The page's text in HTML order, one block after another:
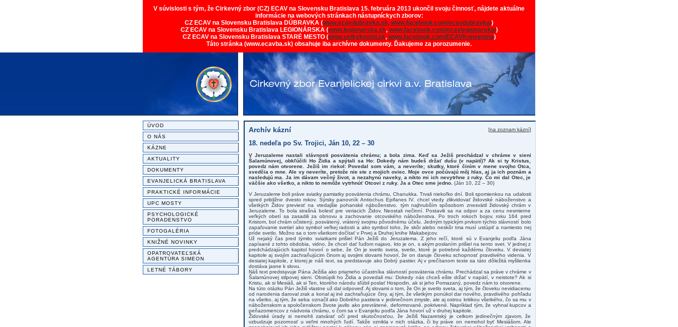
V súvislosti s tým, že Cirkevný zbor (CZ) ECAV na Slovensku Bratislava 15. februára 2013 ukončil svoju činnosť, nájdete aktuálne
informácie na webových stránkach nástupníckych zborov:
CZ ECAV na Slovensku Bratislava DÚBRAVKA (www.ecavdubravka.sk, www.facebook.com/ecavdubravka/)
CZ ECAV na Slovensku Bratislava LEGIONÁRSKA (www.legionarska.sk, www.facebook.com/ecavlegionarska/)
CZ ECAV na Slovensku Bratislava STARÉ MESTO (www.velkykostol.sk, www.facebook.com/ECAVKonventna)
Táto stránka (www.ecavba.sk) obsahuje iba archívne dokumenty. Ďakujeme za porozumenie.
ÚVOD
O NÁS
KÁZNE
AKTUALITY
DOKUMENTY
EVANJELICKÁ BRATISLAVA
PRAKTICKÉ INFORMÁCIE
UPC MOSTY
PSYCHOLOGICKÉ
PORADENSTVO
FOTOGALÉRIA
KNIŽNÉ NOVINKY
OPATROVATEĽSKÁ
AGENTÚRA SIMEON
LETNÉ TÁBORY
Archív kázní [na zoznam kázní]
18. nedeľa po Sv. Trojici, Ján 10, 22 – 30
V Jeruzaleme nastali slávnosti posvätenia chrámu; a bola zima. Keď sa Ježiš prechádzal v chráme v sieni
Šalamúnovej, obkľúčili Ho Židia a spýtali sa Ho: Dokedy nám budeš držať dušu (v napätí)? Ak si ty Kristus,
povedz nám otvorene. Ježiš im riekol: Povedal som vám, a neveríte; skutky, ktoré činím v mene svojho Otca,
svedčia o mne. Ale vy neveríte, pretože nie ste z mojich oviec. Moje ovce počúvajú môj hlas, aj ja ich poznám a
nasledujú ma. Ja im dávam večný život, a nezahynú naveky, a nikto mi ich nevytrhne z ruky. Čo mi dal Otec, je
väčšie ako všetko, a nikto to nemôže vytrhnúť Otcovi z ruky. Ja a Otec sme jedno. (Ján 10, 22 – 30)
V Jeruzaleme boli práve sviatky pamiatky posvätenia chrámu, Chanukka. Trvali niekoľko dní. Boli spomienkou na udalosti
spred približne dvesto rokov. Sýrsky panovník Antiochus Epifanes IV. chcel vtedy zlikvidovať židovské náboženstvo a
všetkých Židov previesť na vtedajšie pohanské náboženstvo. tým najhrubším spôsobom znesvätil židovský chrám v
Jeruzaleme. To bola strašná bolesť pre veriacich Židov. Neostali nečinní. Postavili sa na odpor a za cenu nesmierne
veľkých obetí sa zasadili za obnovu a zachovanie otcovského náboženstva. Po troch rokoch bojov, roku 164 pred
Kristom, bol chrám očistený, posvätený, vrátený svojmu pôvodnému účelu. Jedným typickým prvkom týchto slávností bolo
zapaľovanie svetiel ako symbol veľkej radosti a ako symbol toho, že skôr alebo neskôr tma musí ustúpiť a namiesto nej
príde svetlo. Možno sa o tom všetkom dočítať v Prvej a Druhej knihe Makabejcov.
Už nejaký čas pred týmito sviatkami prišiel Pán Ježiš do Jeruzalema. Z jeho rečí, ktoré sú v Evanjeliu podľa Jána
zapísané z tohto obdobia, vidno, že chcel dať ľuďom najavo, kto je on, s akým poslaním prišiel na tento svet. V jednej z
predchádzajúcich kapitol hovorí o sebe, že On je svetlo sveta, svetlo, ktoré je potrebné každému človeku. V deviatej
kapitole aj svojím zachraňujúcim činom aj svojimi slovami hovorí, že on daruje človeku schopnosť pravdivého videnia. V
desiatej kapitole, z ktorej je náš text, sa predstavuje ako Dobrý pastier. Aj v prečítanom texte sa táto dôležitá myšlienka
dostáva jasne k slovu.
Náš text predstavuje Pána Ježiša ako priameho účastníka slávností posvätenia chrámu. Prechádzal sa práve v chráme v
Šalamúnovej stĺpovej sieni. Obstúpili ho Židia a povedali mu: Dokedy nás chceš ešte držať v napätí, v neistote? Ak si
Kristu, ak si Mesiáš, ak si Ten, ktorého národu sľúbil poslať Hospodin, ak si jeho Pomazaný, povedz nám to otvorene.
Na túto otázku Pán Ježiš vlastne už dal odpoveď. Aj slovami o tom, že On je svetlo sveta, aj tým, že človeku nevidiacemu
od narodenia daroval zrak a konal aj iné zachraňujúce činy, aj tým, že všetkým ponúkol dar nového, pravdivého pohľadu
na všetko, aj tým, že seba označil ako Dobrého pastiera v jedinečnom zmysle, ale aj ostrou kritikou všetkého, čo sa mu v
náboženskom a spoločenskom živote javilo ako prevrátené, deformované, pokrivené. Napríklad tým, že vyhnal kupcov a
peňazomencov z nádvoria chrámu, o čom sa v Evanjeliu podľa Jána hovorí už v druhej kapitole.
Židovské úrady si nemohli zatvárať oči pred skutočnosťou, že Ježiš Nazaretský je celkom jedinečným zjavom, že
vzbudzuje pozornosť u veľmi mnohých ľudí. Takže vznikla v nich otázka, či by práve on nemohol byť Mesiášom. Ale